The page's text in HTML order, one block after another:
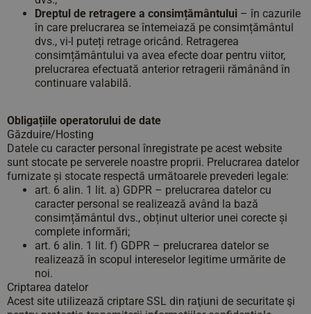
Dreptul de retragere a consimțământului – în cazurile
în care prelucrarea se întemeiază pe consimțământul
dvs., vi-l puteți retrage oricând. Retragerea
consimțământului va avea efecte doar pentru viitor,
prelucrarea efectuată anterior retragerii rămânând în
continuare valabilă.
Obligațiile operatorului de date
Găzduire/Hosting
Datele cu caracter personal înregistrate pe acest website
sunt stocate pe serverele noastre proprii. Prelucrarea datelor
furnizate și stocate respectă următoarele prevederi legale:
art. 6 alin. 1 lit. a) GDPR – prelucrarea datelor cu
caracter personal se realizează având la bază
consimțământul dvs., obținut ulterior unei corecte și
complete informări;
art. 6 alin. 1 lit. f) GDPR – prelucrarea datelor se
realizează în scopul intereselor legitime urmărite de
noi.
Criptarea datelor
Acest site utilizează criptare SSL din raţiuni de securitate şi